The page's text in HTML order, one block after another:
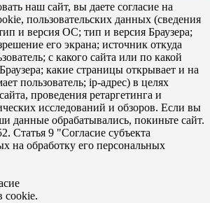
наш сайт, вы даете согласие на
пользовательских данных (сведения
и версия ОС; тип и версия Браузера;
его экрана; источник откуда
с какого сайта или по какой
какие страницы открывает и на
пользователь; ip-адрес) в целях
проведения ретаргетинга и
исследований и обзоров. Если вы
данные обрабатывались, покиньте сайт.
Статья 9 "Согласие субъекта
на обработку его персональных
cookie.